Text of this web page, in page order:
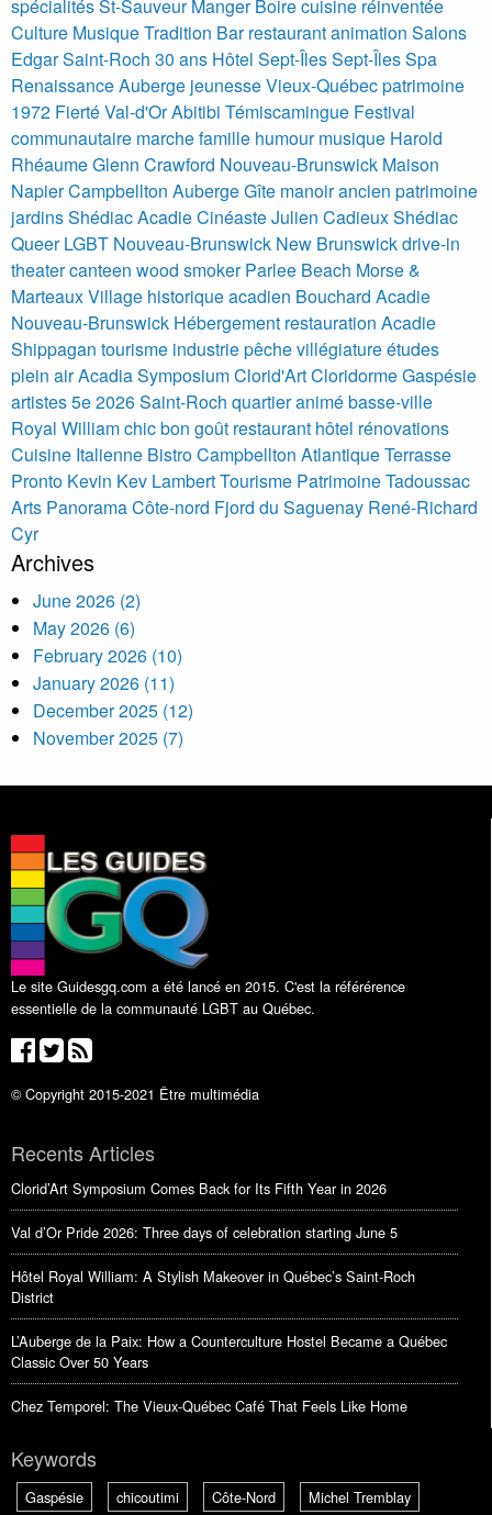
spécialités St-Sauveur Manger Boire cuisine réinventée
Culture Musique Tradition Bar restaurant animation Salons
Edgar Saint-Roch 30 ans Hôtel Sept-ÎlesSept-ÎlesSpa
RenaissanceAuberge jeunesse Vieux-Québec patrimoine
1972 Fierté Val-d'Or Abitibi Témiscamingue Festival
communautaire marche famille humour musique Harold
RhéaumeGlenn Crawford Nouveau-Brunswick Maison
Napier Campbellton Auberge Gîte manoir ancien patrimoine
jardinsShédiacAcadie Cinéaste Julien Cadieux Shédiac
Queer LGBT Nouveau-Brunswick New Brunswickdrive-in
theatercanteen wood smoker Parlee Beach Morse &
MarteauxVillage historique acadien Bouchard Acadie
Nouveau-Brunswick Hébergement restauration Acadie
Shippagan tourisme industrie pêche villégiature études
plein airAcadiaSymposium Clorid'Art Cloridorme Gaspésie
artistes 5e 2026Saint-Roch quartier animé basse-ville
Royal William chic bon goût restaurant hôtel rénovations
Cuisine Italienne Bistro Campbellton Atlantique Terrasse
Pronto Kevin Kev LambertTourisme Patrimoine Tadoussac
Arts Panorama Côte-nord Fjord du Saguenay René-Richard
Cyr
Archives
June 2026 (2)
May 2026 (6)
February 2026 (10)
January 2026 (11)
December 2025 (12)
November 2025 (7)
Le site Guidesgq.com a été lancé en 2015. C'est la référérence
essentielle de la communauté LGBT au Québec.
© Copyright 2015-2021 Être multimédia
Recents Articles
Clorid’Art Symposium Comes Back for Its Fifth Year in 2026
Val d’Or Pride 2026: Three days of celebration starting June 5
Hôtel Royal William: A Stylish Makeover in Québec’s Saint-Roch
District
L’Auberge de la Paix: How a Counterculture Hostel Became a Québec
Classic Over 50 Years
Chez Temporel: The Vieux-Québec Café That Feels Like Home
Keywords
Gaspésie chicoutimi Côte-Nord
Michel Tremblay